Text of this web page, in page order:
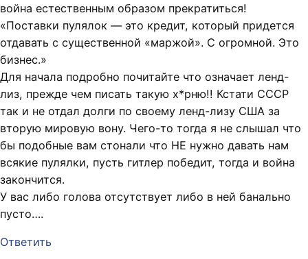
война естественным образом прекратиться!
«Поставки пулялок — это кредит, который придется
отдавать с существенной «маржой». С огромной. Это
бизнес.»
Для начала подробно почитайте что означает ленд-
лиз, прежде чем писать такую х*рню!! Кстати СССР
так и не отдал долги по своему ленд-лизу США за
вторую мировую вону. Чего-то тогда я не слышал что
бы подобные вам стонали что НЕ нужно давать нам
всякие пулялки, пусть гитлер победит, тогда и война
закончится.
У вас либо голова отсутствует либо в ней банально
пусто….
Ответить